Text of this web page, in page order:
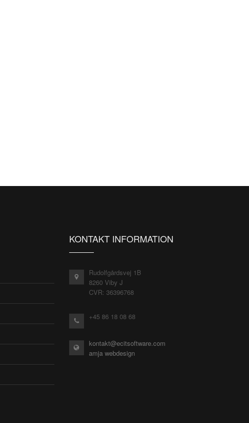
KONTAKT INFORMATION
Rudolfgårdsvej 1B
8260 Viby J
CVR: 36396768
+45 86 18 08 68
kontakt@ecitsoftware.com
amja webdesign